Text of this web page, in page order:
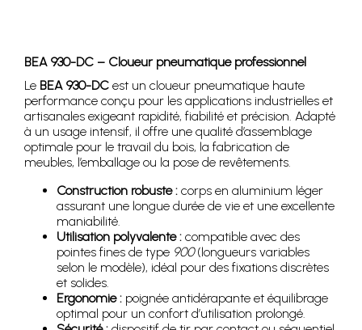
BEA 930-DC – Cloueur pneumatique professionnel
Le BEA 930-DC est un cloueur pneumatique haute
performance conçu pour les applications industrielles et
artisanales exigeant rapidité, fiabilité et précision. Adapté
à un usage intensif, il offre une qualité d’assemblage
optimale pour le travail du bois, la fabrication de
meubles, l’emballage ou la pose de revêtements.
Construction robuste : corps en aluminium léger
assurant une longue durée de vie et une excellente
maniabilité.
Utilisation polyvalente : compatible avec des
pointes fines de type 900(longueurs variables
selon le modèle), idéal pour des fixations discrètes
et solides.
Ergonomie : poignée antidérapante et équilibrage
optimal pour un confort d’utilisation prolongé.